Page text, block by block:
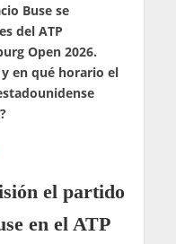
Buse se
del ATP
Open 2026.
en qué horario el
el partido
en el ATP